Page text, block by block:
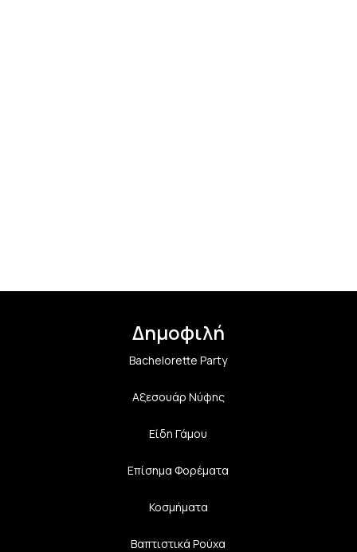
Δημοφιλή
Bachelorette Party
Αξεσουάρ Νύφης
Είδη Γάμου
Επίσημα Φορέματα
Κοσμήματα
Βαπτιστικά Ρούχα